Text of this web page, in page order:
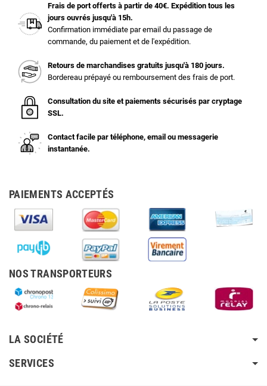
Frais de port offerts à partir de 40€. Expédition tous les
jours ouvrés jusqu'à 15h.
Confirmation immédiate par email du passage de
commande, du paiement et de l'expédition.
Retours de marchandises gratuits jusqu'à 180 jours.
Bordereau prépayé ou remboursement des frais de port.
Consultation du site et paiements sécurisés par cryptage
SSL.
Contact facile par téléphone, email ou messagerie
instantanée.
PAIEMENTS ACCEPTÉS
NOS TRANSPORTEURS
LA SOCIÉTÉ
SERVICES